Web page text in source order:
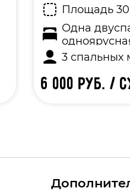
Площадь
Одна
3 спальных
6 000 руб. /